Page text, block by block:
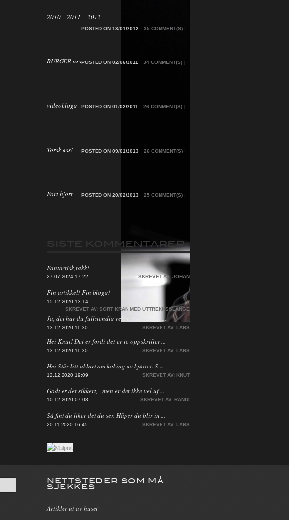
2010 – 2011 – 2012
35 COMMENT(S) |
POSTED ON 13/01/2012
BURGER ass 34 COMMENT(S) |
POSTED ON 02/06/2011
videoblogg 26 COMMENT(S) |
POSTED ON 01/02/2011
Torsk ass! 26 COMMENT(S) |
POSTED ON 09/01/2013
Fort hjort 25 COMMENT(S) |
POSTED ON 20/02/2013
SISTE KOMMENTARER
Fantastisk,takk!
27.07.2024 17:22 SKREVET AV: JOHAN
Fin artikkel! Fin blogg!
15.12.2020 13:14
SKREVET AV: SORT KRAN MED UTTREKKSSLANGE
Ja, det har du fullstendig rett i, men jeg ha ...
13.12.2020 11:30 SKREVET AV: LARS
Hei Knut! Det er fordi det er to oppskrifter ...
13.12.2020 11:30 SKREVET AV: LARS
Hei Står litt uklart om koking av kjøttet. S ...
12.12.2020 19:09 SKREVET AV: KNUT
Godt er det sikkert, - men er det ikke vel uf ...
10.12.2020 07:08 SKREVET AV: RANDI
Så fint du liker det du ser. Håper du blir in ...
20.11.2020 16:45 SKREVET AV: LARS
NETTSTEDER SOM MÅ
SJEKKES
Artikler ut av huset